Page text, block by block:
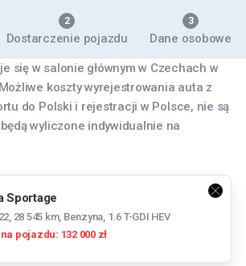
2
Dostarczenie pojazdu
3
Dane osobowe
się w salonie głównym w Czechach w
koszty wyrejestrowania auta z
do Polski i rejestracji w Polsce, nie są
wyliczone indywidualnie na
Sportage
28 545 km, Benzyna, 1.6 T-GDI HEV
pojazdu: 132 000 zł